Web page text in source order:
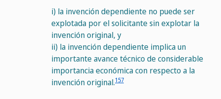
i) la invención dependiente no puede ser
explotada por el solicitante sin explotar la
invención original, y
ii) la invención dependiente implica un
importante avance técnico de considerable
importancia económica con respecto a la
invención original.157